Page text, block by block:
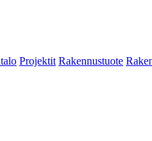
Projektit Rakennustuote